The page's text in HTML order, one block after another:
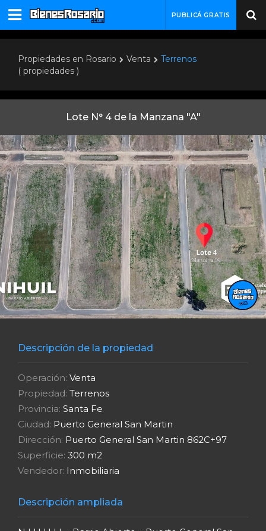
PUBLICÁ GRATIS
Propiedades en Rosario Venta
Terrenos
( propiedades )
Lote N° 4 de la Manzana "A"
Descripción de la propiedad
Operación: Venta
Propiedad: Terrenos
Provincia: Santa Fe
Ciudad: Puerto General San Martin
Dirección: Puerto General San Martin 862C+97
Superficie: 300 m2
Vendedor: Inmobiliaria
Descripción ampliada